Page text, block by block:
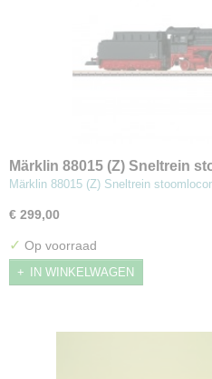
Märklin 88015 (Z) Sneltrein
Märklin 88015 (Z) Sneltrein
€ 299,00
✓ Op voorraad
IN WINKELWAGEN